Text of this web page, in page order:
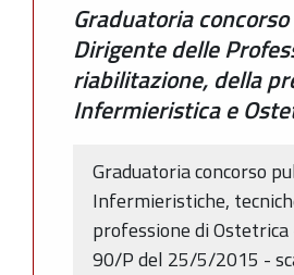
Graduatoria
Dirigente delle
riabilitazione, della
Infermieristica e
Graduatoria concorso
Infermieristiche,
professione di
90/P del 25/5/2015 -